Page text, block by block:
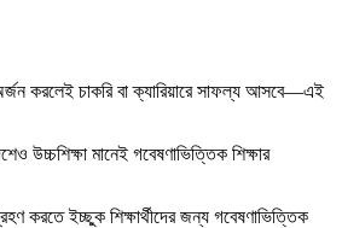
করলেই চাকরি বা ক্যারিয়ারে সাফল্য আসবে—এই
উচ্চশিক্ষা মানেই গবেষণাভিত্তিক শিক্ষার
করতে ইচ্ছুক শিক্ষার্থীদের জন্য গবেষণাভিত্তিক